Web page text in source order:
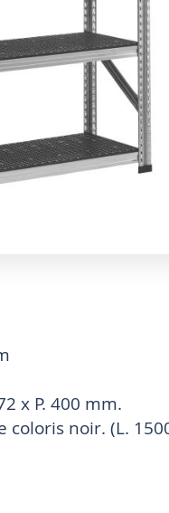
x P. 400 mm.
noir. (L.